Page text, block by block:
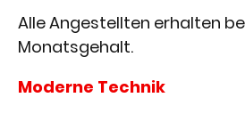
Alle Angestellten erhalten
Monatsgehalt.
Moderne Technik